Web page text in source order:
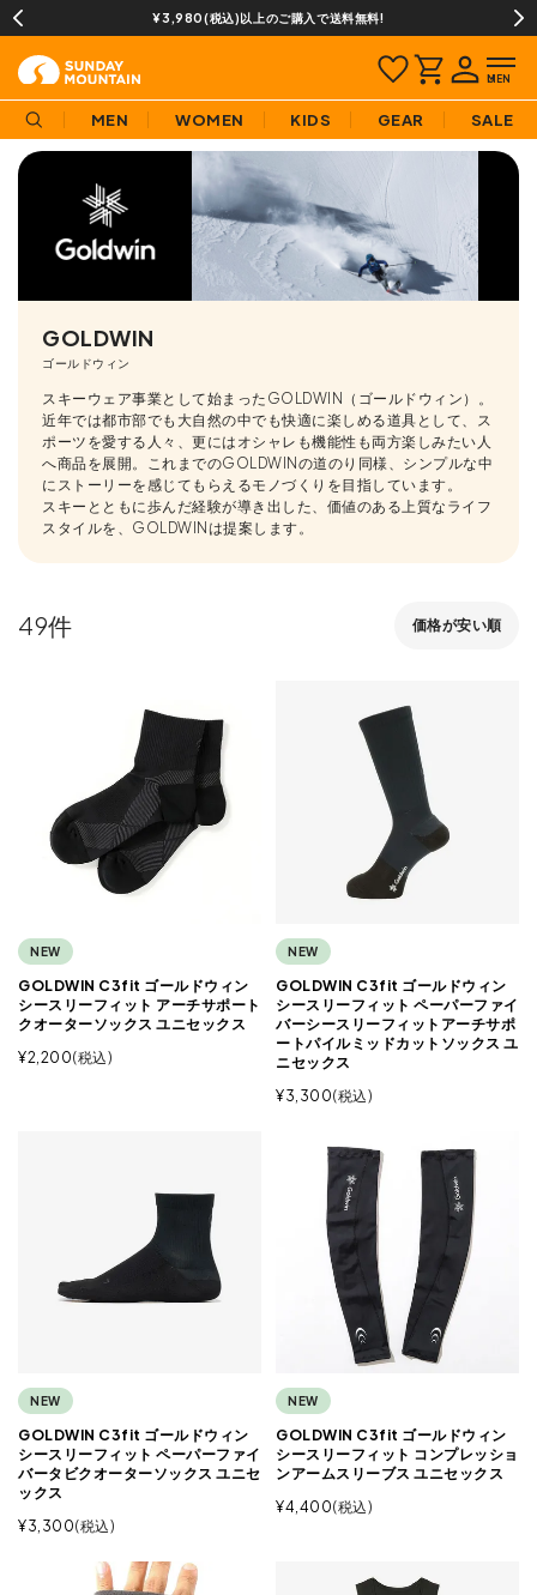
13時までのご注文で即日発送(営業日に限ります)
MEN WOMEN KIDS GEAR SALE
GOLDWIN
ゴールドウィン
スキーウェア事業として始まったGOLDWIN（ゴールドウィン）。
近年では都市部でも大自然の中でも快適に楽しめる道具として、ス
ポーツを愛する人々、更にはオシャレも機能性も両方楽しみたい人
へ商品を展開。これまでのGOLDWINの道のり同様、シンプルな中
にストーリーを感じてもらえるモノづくりを目指しています。
スキーとともに歩んだ経験が導き出した、価値のある上質なライフ
スタイルを、GOLDWINは提案します。
価格が安い順
49
NEW
GOLDWIN C3fit ゴールドウィン
シースリーフィット アーチサポート
クオーターソックス ユニセックス
¥2,200 税込
NEW
GOLDWIN C3fit ゴールドウィン
シースリーフィット ペーパーファイ
バーシースリーフィットアーチサポ
ートパイルミッドカットソックス ユ
ニセックス
¥3,300 税込
NEW
GOLDWIN C3fit ゴールドウィン
シースリーフィット ペーパーファイ
バータビクオーターソックス ユニセ
ックス
¥3,300 税込
NEW
GOLDWIN C3fit ゴールドウィン
シースリーフィット コンプレッショ
ンアームスリーブス ユニセックス
¥4,400 税込